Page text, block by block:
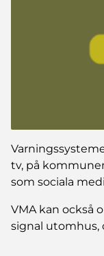
tv, på
som sociala
VMA kan också
signal utomhus,